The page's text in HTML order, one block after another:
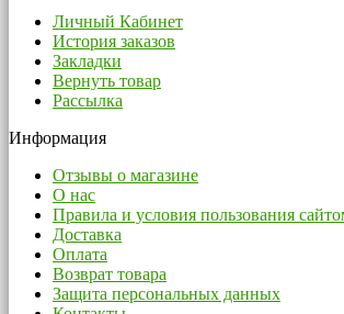
Синтетические масла
Полусинтетические масла
Минеральные масла
Моторные масла LIQUI MOLY
Отзывы покупателей
Личный Кабинет
Личный Кабинет
История заказов
Закладки
Вернуть товар
Рассылка
Информация